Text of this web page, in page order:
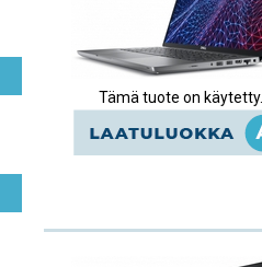
Tämä tuote on käytetty.